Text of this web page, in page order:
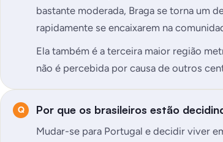
bastante moderada, Braga se torna um
rapidamente se encaixarem na
Ela também é a terceira maior região
não é percebida por causa de outros
Por que os brasileiros estão
Mudar-se para Portugal e decidir viver